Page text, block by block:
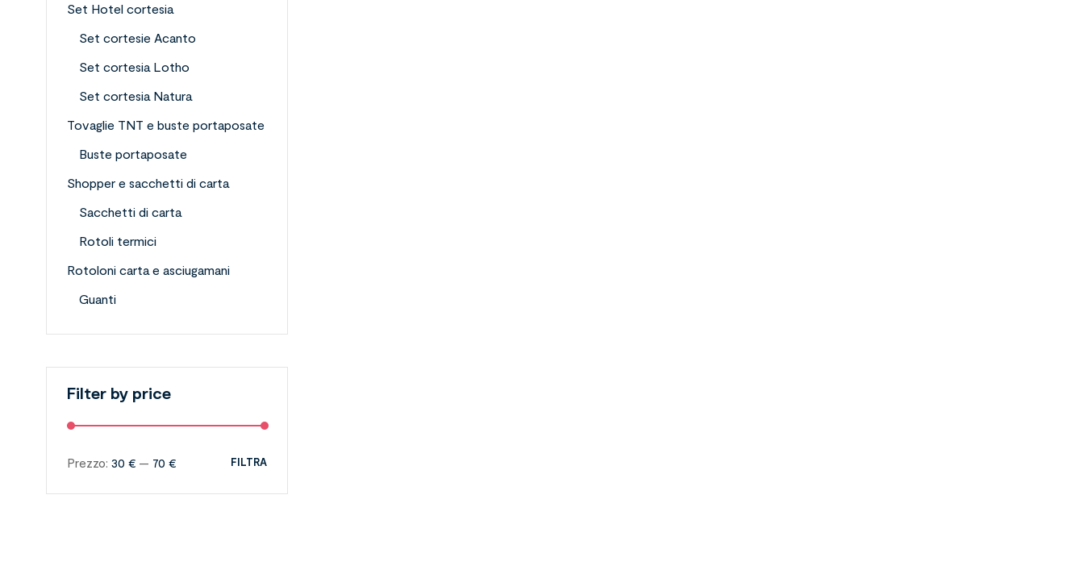
Set Hotel cortesia
Set cortesie Acanto
Set cortesia Lotho
Set cortesia Natura
Tovaglie TNT e buste portaposate
Buste portaposate
Shopper e sacchetti di carta
Sacchetti di carta
Rotoli termici
Rotoloni carta e asciugamani
Guanti
Filter by price
FILTRA
Prezzo: 30 € — 70 €